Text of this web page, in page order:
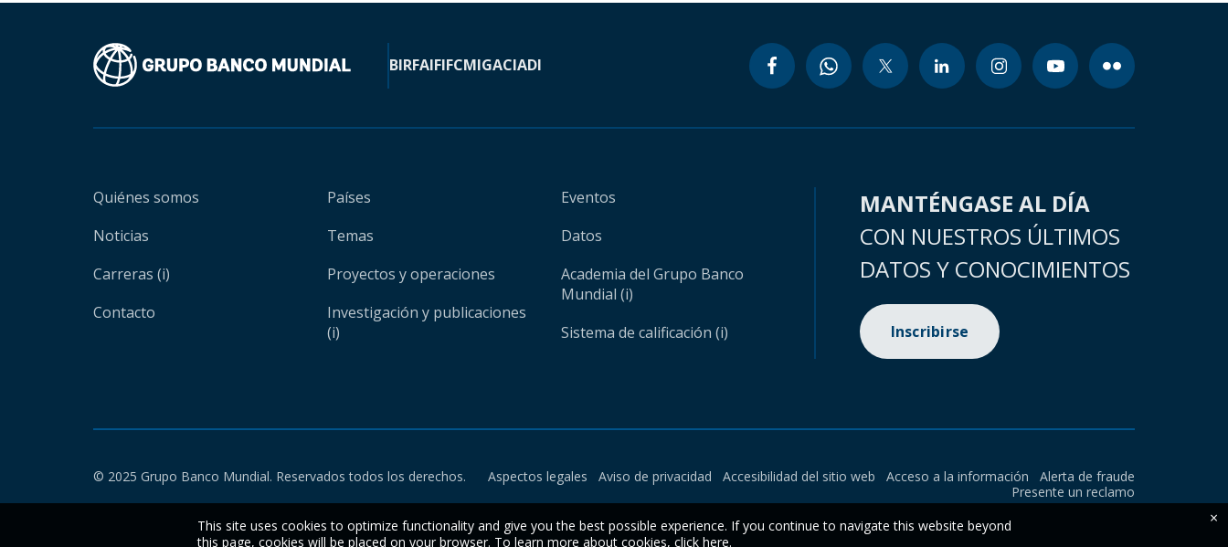
BIRFAIFIFCMIGACIADI
Quiénes somos
Noticias
Carreras (i)
Contacto
Países
Temas
Proyectos y operaciones
Investigación y publicaciones
(i)
Eventos
Datos
Academia del Grupo Banco
Mundial (i)
Sistema de calificación (i)
MANTÉNGASE AL DÍA
CON NUESTROS ÚLTIMOS
DATOS Y CONOCIMIENTOS
Inscribirse
© 2025 Grupo Banco Mundial. Reservados todos los derechos. Aspectos legales Aviso de privacidad Accesibilidad del sitio web Acceso a la información
Alerta de fraude
Presente un reclamo
This site uses cookies to optimize functionality and give you the best possible experience. If you continue to navigate this website beyond
this page, cookies will be placed on your browser. To learn more about cookies, click here.
×